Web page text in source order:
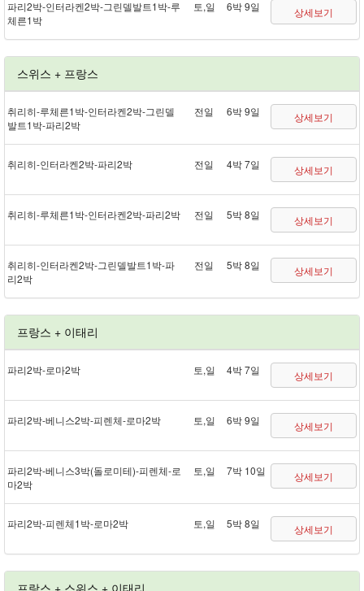
파리 2박 - 인터라켄 2박 - 그린델발트 1박 - 루
체른 1박
토,일 6박 9일 상세보기
스위스 + 프랑스
취리히 - 루체른 1박 - 인터라켄 2박 - 그린델
발트 1박 - 파리 2박
전일 6박 9일 상세보기
취리히 - 인터라켄 2박 - 파리 2박 전일 4박 7일 상세보기
취리히 - 루체른 1박 - 인터라켄 2박 - 파리 2박 전일 5박 8일 상세보기
취리히 - 인터라켄 2박 - 그린델발트 1박 - 파
리 2박
전일 5박 8일 상세보기
프랑스 + 이태리
파리 2박 - 로마 2박 토,일 4박 7일 상세보기
파리 2박 - 베니스 2박 - 피렌체 - 로마 2박 토,일 6박 9일 상세보기
파리 2박 - 베니스 3박(돌로미테) - 피렌체 - 로
마 2박
토,일 7박 10일 상세보기
파리 2박 - 피렌체 1박 - 로마 2박 토,일 5박 8일 상세보기
프랑스 + 스위스 + 이태리